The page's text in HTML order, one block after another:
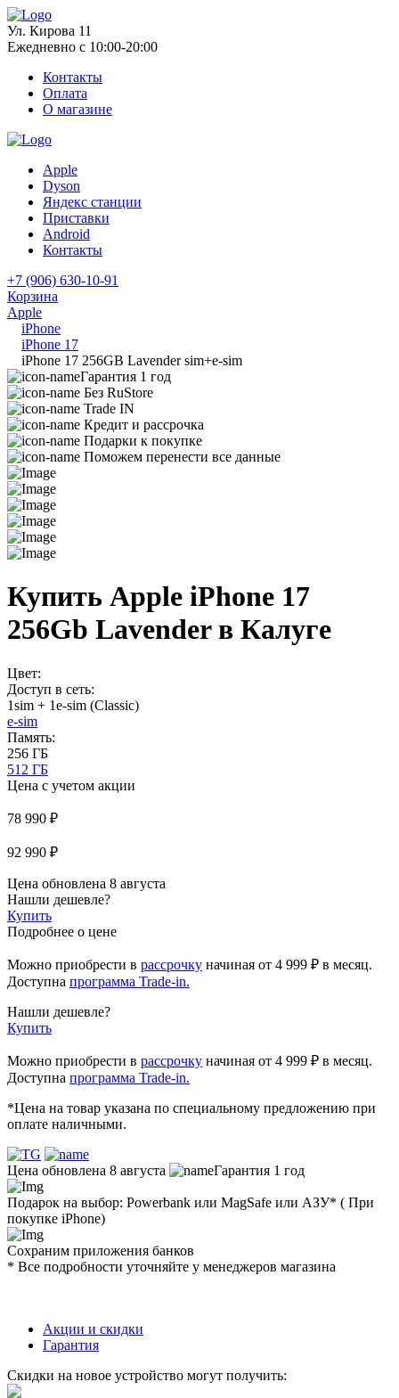
Ул. Кирова 11
Ежедневно с 10:00-20:00
Контакты
Оплата
О магазине
Apple
Dyson
Яндекс станции
Приставки
Android
Контакты
+7 (906) 630-10-91
Корзина
Apple
iPhone
iPhone 17
iPhone 17 256GB Lavender sim+e-sim
Гарантия 1 год
Без RuStore
Trade IN
Кредит и рассрочка
Подарки к покупке
Поможем перенести все данные
Купить Apple iPhone 17
256Gb Lavender в Калуге
Цвет:
Доступ в сеть:
1sim + 1e-sim (Classic)
e-sim
Память:
256 ГБ
512 ГБ
Цена с учетом акции
78 990 ₽
92 990 ₽
Цена обновлена 8 августа
Нашли дешевле?
Купить
Подробнее о цене
Можно приобрести в рассрочку начиная от 4 999 ₽ в месяц.
Доступна программа Trade-in.
Нашли дешевле?
Купить
Можно приобрести в рассрочку начиная от 4 999 ₽ в месяц.
Доступна программа Trade-in.
*Цена на товар указана по специальному предложению при
оплате наличными.
Цена обновлена 8 августа Гарантия 1 год
Подарок на выбор: Powerbank или MagSafe или AЗУ* ( При
покупке iPhone)
Сохраним приложения банков
* Все подробности уточняйте у менеджеров магазина
Акции и скидки
Гарантия
Скидки на новое устройство могут получить: